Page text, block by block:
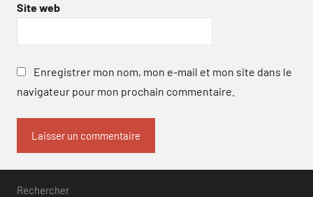
Site web
Enregistrer mon nom, mon e-mail et mon site dans le
navigateur pour mon prochain commentaire.
Rechercher